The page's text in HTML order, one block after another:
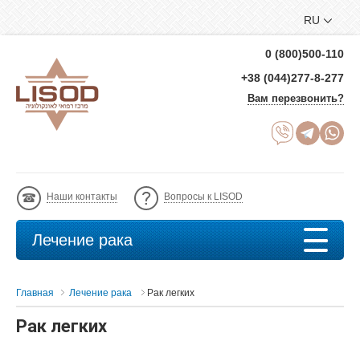
RU
0 (800)500-110
+38 (044)277-8-277
Вам перезвонить?
Наши контакты Вопросы к LISOD
Лечение рака
Главная Лечение рака Рак легких
Рак легких